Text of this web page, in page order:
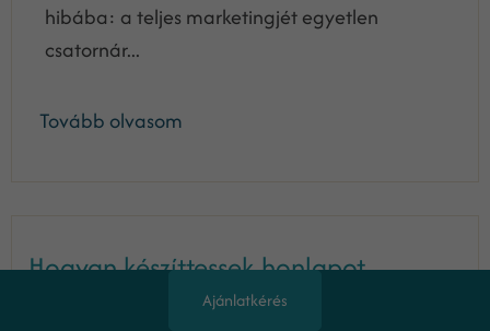
hibába: a teljes marketingjét egyetlen
csatornár...
Tovább olvasom
Hogyan készíttessek honlapot
cégemnek 2026-ban?
Ajánlatkérés